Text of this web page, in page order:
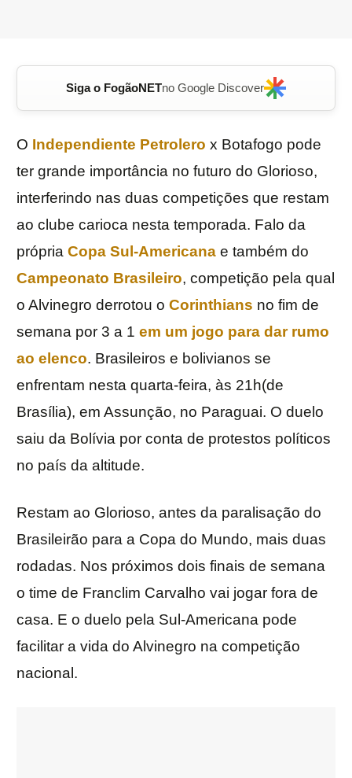
Siga o FogãoNETno Google Discover
O Independiente Petrolero x Botafogo pode
ter grande importância no futuro do Glorioso,
interferindo nas duas competições que restam
ao clube carioca nesta temporada. Falo da
própria Copa Sul-Americana e também do
Campeonato Brasileiro, competição pela qual
o Alvinegro derrotou o Corinthians no fim de
semana por 3 a 1 em um jogo para dar rumo
ao elenco. Brasileiros e bolivianos se
enfrentam nesta quarta-feira, às 21h(de
Brasília), em Assunção, no Paraguai. O duelo
saiu da Bolívia por conta de protestos políticos
no país da altitude.
Restam ao Glorioso, antes da paralisação do
Brasileirão para a Copa do Mundo, mais duas
rodadas. Nos próximos dois finais de semana
o time de Franclim Carvalho vai jogar fora de
casa. E o duelo pela Sul-Americana pode
facilitar a vida do Alvinegro na competição
nacional.